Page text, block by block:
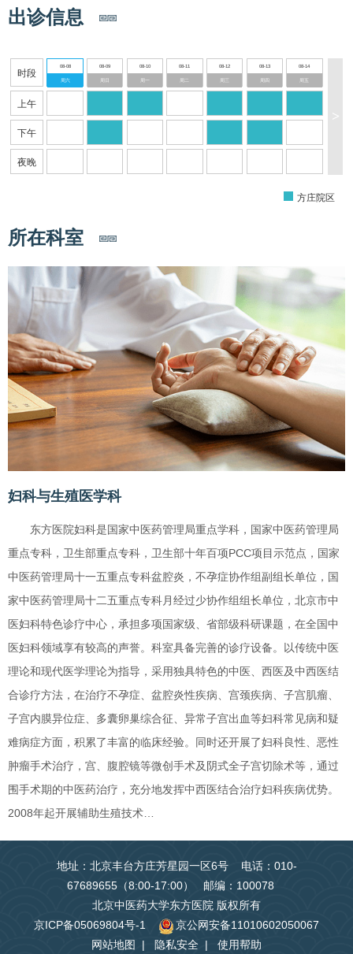
出诊信息
时段
上午
下午
夜晚
08-08
周六
08-09
周日
08-10
周一
08-11 08-12
周三
08-13
周四
08-14
周五
>
方庄院区
所在科室
妇科与生殖医学科
东方医院妇科是国家中医药管理局重点学科，国家中医药管理局
重点专科，卫生部重点专科，卫生部十年百项PCC项目示范点，国家
中医药管理局十一五重点专科盆腔炎，不孕症协作组副组长单位，国
家中医药管理局十二五重点专科月经过少协作组组长单位，北京市中
医妇科特色诊疗中心，承担多项国家级、省部级科研课题，在全国中
医妇科领域享有较高的声誉。科室具备完善的诊疗设备。以传统中医
理论和现代医学理论为指导，采用独具特色的中医、西医及中西医结
合诊疗方法，在治疗不孕症、盆腔炎性疾病、宫颈疾病、子宫肌瘤、
子宫内膜异位症、多囊卵巢综合征、异常子宫出血等妇科常见病和疑
难病症方面，积累了丰富的临床经验。同时还开展了妇科良性、恶性
肿瘤手术治疗，宫、腹腔镜等微创手术及阴式全子宫切除术等，通过
围手术期的中医药治疗，充分地发挥中西医结合治疗妇科疾病优势。
2008年起开展辅助生殖技术…
地址：北京丰台方庄芳星园一区6号 电话：010-
67689655（8:00-17:00） 邮编：100078
北京中医药大学东方医院 版权所有
京ICP备05069804号-1
京公网安备11010602050067
网站地图 | 隐私安全 | 使用帮助